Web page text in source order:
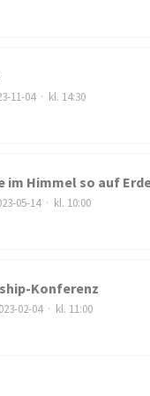
11-04 · kl. 14:30
im Himmel so auf
05-14 · kl. 10:00
Konferenz
02-04 · kl. 11:00